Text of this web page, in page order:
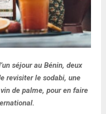
séjour au Bénin, deux
revisiter le sodabi, une
de palme, pour en faire